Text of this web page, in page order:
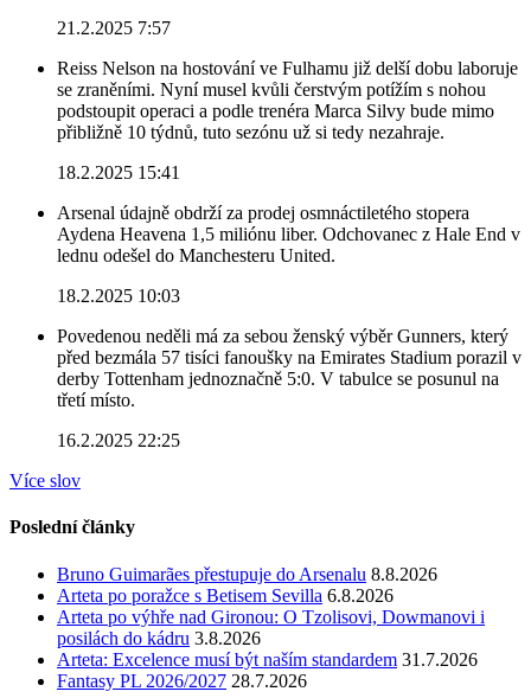
21.2.2025 7:57
Reiss Nelson na hostování ve Fulhamu již delší dobu laboruje
se zraněními. Nyní musel kvůli čerstvým potížím s nohou
podstoupit operaci a podle trenéra Marca Silvy bude mimo
přibližně 10 týdnů, tuto sezónu už si tedy nezahraje.
18.2.2025 15:41
Arsenal údajně obdrží za prodej osmnáctiletého stopera
Aydena Heavena 1,5 miliónu liber. Odchovanec z Hale End v
lednu odešel do Manchesteru United.
18.2.2025 10:03
Povedenou neděli má za sebou ženský výběr Gunners, který
před bezmála 57 tisíci fanoušky na Emirates Stadium porazil v
derby Tottenham jednoznačně 5:0. V tabulce se posunul na
třetí místo.
16.2.2025 22:25
Více slov
Poslední články
Bruno Guimarães přestupuje do Arsenalu 8.8.2026
Arteta po poražce s Betisem Sevilla 6.8.2026
Arteta po výhře nad Gironou: O Tzolisovi, Dowmanovi i
posilách do kádru 3.8.2026
Arteta: Excelence musí být naším standardem 31.7.2026
Fantasy PL 2026/2027 28.7.2026